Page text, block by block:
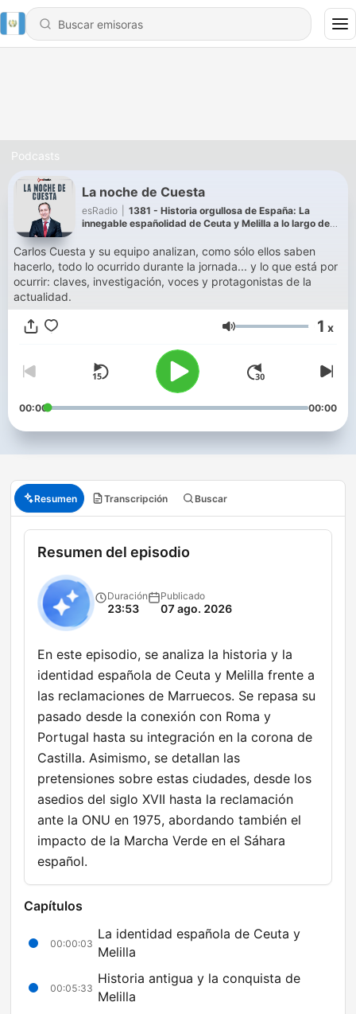
Podcasts
La noche de Cuesta
esRadio
1381 - Historia orgullosa de España: La
innegable españolidad de Ceuta y Melilla a lo largo de
Carlos Cuesta y su equipo analizan, como sólo ellos saben
hacerlo, todo lo ocurrido durante la jornada... y lo que está por
ocurrir: claves, investigación, voces y protagonistas de la
actualidad.
Volumen 1 x
00:00 00:00
Resumen Transcripción Buscar
Resumen del episodio
Duración
23:53
Publicado
07 ago. 2026
En este episodio, se analiza la historia y la
identidad española de Ceuta y Melilla frente a
las reclamaciones de Marruecos. Se repasa su
pasado desde la conexión con Roma y
Portugal hasta su integración en la corona de
Castilla. Asimismo, se detallan las
pretensiones sobre estas ciudades, desde los
asedios del siglo XVII hasta la reclamación
ante la ONU en 1975, abordando también el
impacto de la Marcha Verde en el Sáhara
español.
Capítulos
00:00:03
La identidad española de Ceuta y
Melilla
00:05:33
Historia antigua y la conquista de
Melilla